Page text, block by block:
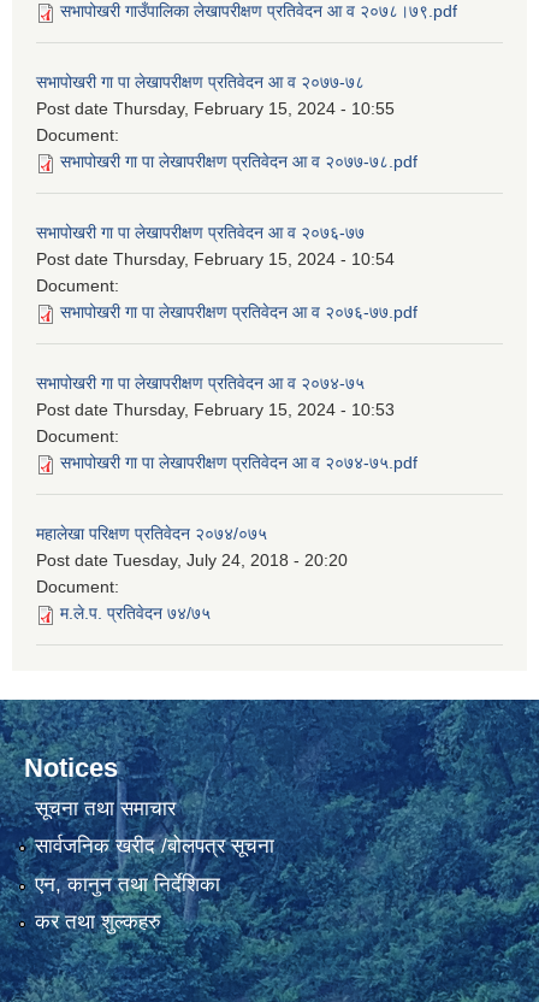
सभापोखरी गाउँपालिका लेखापरीक्षण प्रतिवेदन आ व २०७८।७९.pdf
सभापोखरी गा पा लेखापरीक्षण प्रतिवेदन आ व २०७७-७८
Post date Thursday, February 15, 2024 - 10:55
Document:
सभापोखरी गा पा लेखापरीक्षण प्रतिवेदन आ व २०७७-७८.pdf
सभापोखरी गा पा लेखापरीक्षण प्रतिवेदन आ व २०७६-७७
Post date Thursday, February 15, 2024 - 10:54
Document:
सभापोखरी गा पा लेखापरीक्षण प्रतिवेदन आ व २०७६-७७.pdf
सभापोखरी गा पा लेखापरीक्षण प्रतिवेदन आ व २०७४-७५
Post date Thursday, February 15, 2024 - 10:53
Document:
सभापोखरी गा पा लेखापरीक्षण प्रतिवेदन आ व २०७४-७५.pdf
महालेखा परिक्षण प्रतिवेदन २०७४/०७५
Post date Tuesday, July 24, 2018 - 20:20
Document:
म.ले.प. प्रतिवेदन ७४/७५
Notices
सूचना तथा समाचार
सार्वजनिक खरीद /बोलपत्र सूचना
एन, कानुन तथा निर्देशिका
कर तथा शुल्कहरु